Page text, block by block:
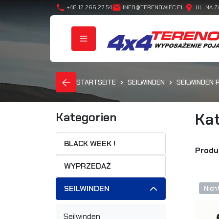
phone +48 12 266 27 54mail INFO@TERENOWIEC.PL location_on UL. NA
STARTSEITE SEILWINDEN SEILWINDEN
Kategorien
BLACK WEEK !
WYPRZEDAŻ
SEILWINDEN
Seilwinden